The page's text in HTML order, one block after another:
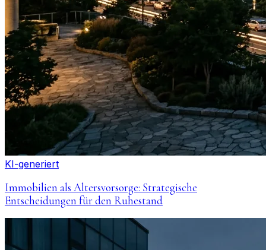
KI-generiert
Immobilien als Altersvorsorge: Strategische
Entscheidungen für den Ruhestand